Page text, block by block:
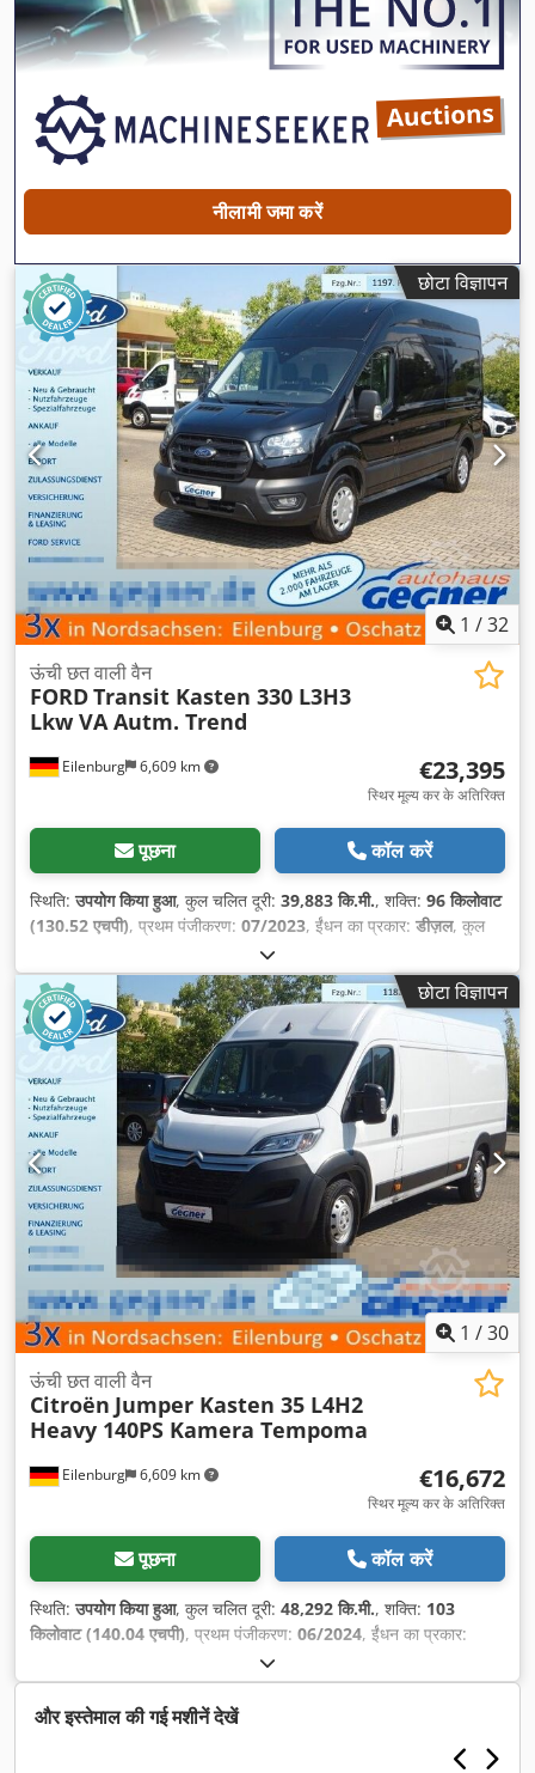
नीलामी जमा करें
छोटा विज्ञापन
1 /32
Eilenburg 6,609 km
ऊंची छत वाली वैन
FORDTransit Kasten 330 L3H3
Lkw VA Autm. Trend
€23,395
स्थिर मूल्य कर के अतिरिक्त
पूछना कॉल करें
स्थिति:उपयोग किया हुआ, कुल चलित दूरी: 39,883 कि.मी., शक्ति: 96 किलोवाट
(130.52 एचपी), प्रथम पंजीकरण: 07/2023, ईंधन का प्रकार: डीज़ल, कुल
, गियरिंग प्रकार:
6, सीटों की संख्या:3, उपकरण:इलेक्ट्रॉनिक स्टेबिलिटी प्रोग्राम (ESP), एबीएस,
एयर कंडीशनिंग, कालिख फिल्टर, केंद्रीय लॉकिंग, छोटा विज्ञापन
1 /30
Eilenburg 6,609 km
ऊंची छत वाली वैन
Citroën Jumper Kasten 35 L4H2
Heavy 140PS Kamera Tempoma
€16,672
स्थिर मूल्य कर के अतिरिक्त
पूछना कॉल करें
स्थिति:उपयोग किया हुआ, कुल चलित दूरी: 48,292 कि.मी., शक्ति: 103
किलोवाट (140.04 एचपी), प्रथम पंजीकरण: 06/2024, ईंधन का प्रकार:
सफ़ेद
श्रेणी:यूरो 6, सीटों की संख्या:3, कुल लंबाई:6,363 मिमी, कुल चौड़ाई:2,050
मिमी, कुल ऊँचाई:2,522 मिमी, लोडिंग स्पेस की लंबाई:
की चौड़ाई:
1,860 मिमी
और इस्तेमाल की गई मशीनें देखें